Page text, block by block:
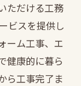
ただける工務
ビスを提供し
ーム工事、エ
健康的に暮ら
ら工事完了ま